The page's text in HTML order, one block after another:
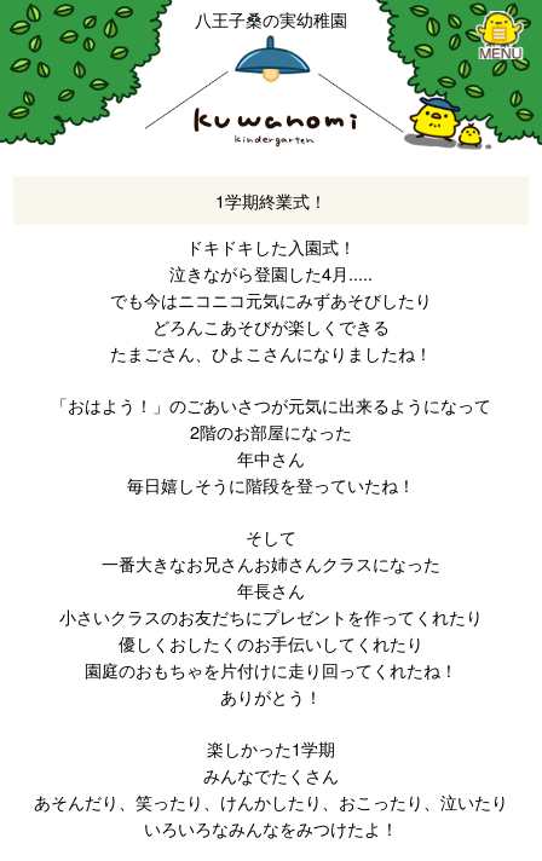
八王子桑の実幼稚園
1学期終業式！
ドキドキした入園式！
泣きながら登園した4月.....
でも今はニコニコ元気にみずあそびしたり
どろんこあそびが楽しくできる
たまごさん、ひよこさんになりましたね！
「おはよう！」のごあいさつが元気に出来るようになって
2階のお部屋になった
年中さん
毎日嬉しそうに階段を登っていたね！
そして
一番大きなお兄さんお姉さんクラスになった
年長さん
小さいクラスのお友だちにプレゼントを作ってくれたり
優しくおしたくのお手伝いしてくれたり
園庭のおもちゃを片付けに走り回ってくれたね！
ありがとう！
楽しかった1学期
みんなでたくさん
あそんだり、笑ったり、けんかしたり、おこったり、泣いたり
いろいろなみんなをみつけたよ！